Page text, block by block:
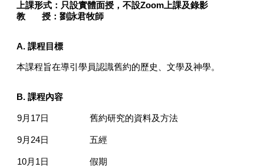
上課形式： 只設實體面授，不設Zoom上課及錄影
教 授： 劉詠君牧師
A. 課程目標
本課程旨在導引學員認識舊約的歷史、文學及神學。
B. 課程內容
9月17日 舊約研究的資料及方法
9月24日 五經
10月1日 假期